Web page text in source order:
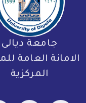
جامعة ديالى
العامة
المركزية